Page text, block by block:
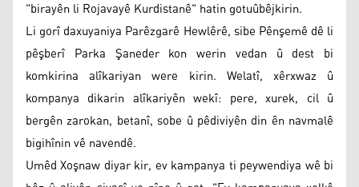
"birayên li Rojavayê Kurdistanê" hatin gotuûbêjkirin.
Li gorî daxuyaniya Parêzgarê Hewlêrê, sibe Pênşemê dê li
pêşberî Parka Şaneder kon werin vedan û dest bi
komkirina alîkariyan were kirin. Welatî, xêrxwaz û
kompanya dikarin alîkariyên wekî: pere, xurek, cil û
bergên zarokan, betanî, sobe û pêdiviyên din ên navmalê
bigihînin vê navendê.
Umêd Xoşnaw diyar kir, ev kampanya ti peywendiya wê bi